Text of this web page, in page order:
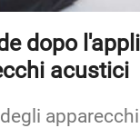
dopo
acustici
degli